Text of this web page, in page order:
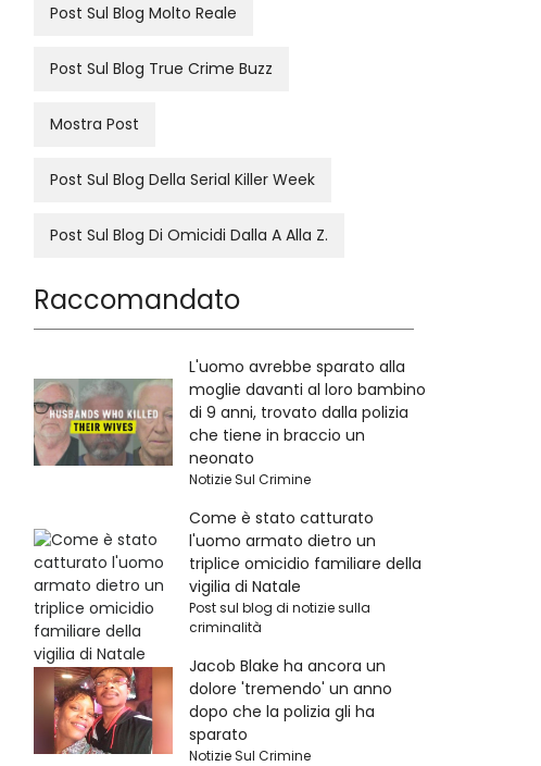
Post Sul Blog Molto Reale
Post Sul Blog True Crime Buzz
Mostra Post
Post Sul Blog Della Serial Killer Week
Post Sul Blog Di Omicidi Dalla A Alla Z.
Raccomandato
L'uomo avrebbe sparato alla
moglie davanti al loro bambino
di 9 anni, trovato dalla polizia
che tiene in braccio un
neonato
Notizie Sul Crimine
Come è stato catturato
l'uomo armato dietro un
triplice omicidio familiare della
vigilia di Natale
Post sul blog di notizie sulla
criminalità
Jacob Blake ha ancora un
dolore 'tremendo' un anno
dopo che la polizia gli ha
sparato
Notizie Sul Crimine